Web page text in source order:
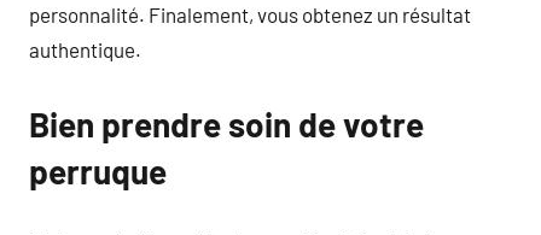
personnalité. Finalement, vous obtenez un résultat
authentique.
Bien prendre soin de votre
perruque